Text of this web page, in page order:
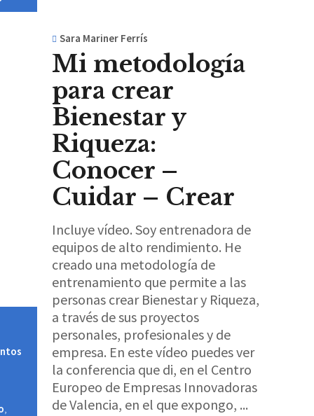
Sara Mariner Ferrís
Mi metodología
para crear
Bienestar y
Riqueza:
Conocer –
Cuidar – Crear
Incluye vídeo. Soy entrenadora de
equipos de alto rendimiento. He
creado una metodología de
entrenamiento que permite a las
personas crear Bienestar y Riqueza,
a través de sus proyectos
personales, profesionales y de
empresa. En este vídeo puedes ver
la conferencia que di, en el Centro
Europeo de Empresas Innovadoras
de Valencia, en el que expongo,
,